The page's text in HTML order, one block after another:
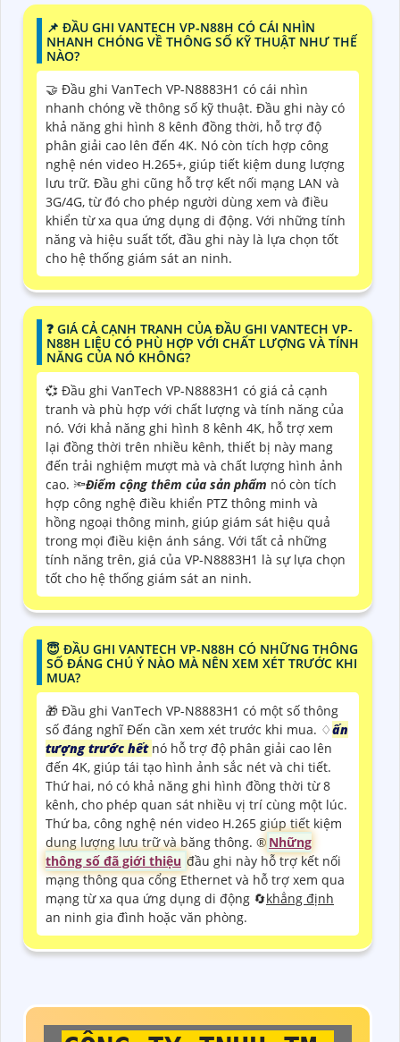
📌 ĐẦU GHI VANTECH VP-N88H CÓ CÁI NHÌN
NHANH CHÓNG VỀ THÔNG SỐ KỸ THUẬT NHƯ THẾ
NÀO?
🤝 Đầu ghi VanTech VP-N8883H1 có cái nhìn
nhanh chóng về thông số kỹ thuật. Đầu ghi này có
khả năng ghi hình 8 kênh đồng thời, hỗ trợ độ
phân giải cao lên đến 4K. Nó còn tích hợp công
nghệ nén video H.265+, giúp tiết kiệm dung lượng
lưu trữ. Đầu ghi cũng hỗ trợ kết nối mạng LAN và
3G/4G, từ đó cho phép người dùng xem và điều
khiển từ xa qua ứng dụng di động. Với những tính
năng và hiệu suất tốt, đầu ghi này là lựa chọn tốt
cho hệ thống giám sát an ninh.
️❓ GIÁ CẢ CẠNH TRANH CỦA ĐẦU GHI VANTECH VP-
N88H LIỆU CÓ PHÙ HỢP VỚI CHẤT LƯỢNG VÀ TÍNH
NĂNG CỦA NÓ KHÔNG?
💞 Đầu ghi VanTech VP-N8883H1 có giá cả cạnh
tranh và phù hợp với chất lượng và tính năng của
nó. Với khả năng ghi hình 8 kênh 4K, hỗ trợ xem
lại đồng thời trên nhiều kênh, thiết bị này mang
đến trải nghiệm mượt mà và chất lượng hình ảnh
cao. 🔦Điểm cộng thêm của sản phẩm nó còn tích
hợp công nghệ điều khiển PTZ thông minh và
hồng ngoại thông minh, giúp giám sát hiệu quả
trong mọi điều kiện ánh sáng. Với tất cả những
tính năng trên, giá của VP-N8883H1 là sự lựa chọn
tốt cho hệ thống giám sát an ninh.
😇 ĐẦU GHI VANTECH VP-N88H CÓ NHỮNG THÔNG
SỐ ĐÁNG CHÚ Ý NÀO MÀ NÊN XEM XÉT TRƯỚC KHI
MUA?
🎁 Đầu ghi VanTech VP-N8883H1 có một số thông
số đáng nghĩ Đến cần xem xét trước khi mua. ♢ấn
tượng trước hết nó hỗ trợ độ phân giải cao lên
đến 4K, giúp tái tạo hình ảnh sắc nét và chi tiết.
Thứ hai, nó có khả năng ghi hình đồng thời từ 8
kênh, cho phép quan sát nhiều vị trí cùng một lúc.
Thứ ba, công nghệ nén video H.265 giúp tiết kiệm
dung lượng lưu trữ và băng thông. ®️ Những
thông số đã giới thiệu đầu ghi này hỗ trợ kết nối
mạng thông qua cổng Ethernet và hỗ trợ xem qua
mạng từ xa qua ứng dụng di động 🔄khẳng định
an ninh gia đình hoặc văn phòng.